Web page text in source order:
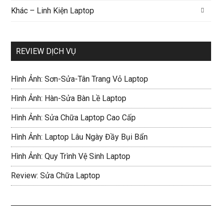
Khác – Linh Kiện Laptop
REVIEW DỊCH VỤ
Hình Ảnh: Sơn-Sửa-Tân Trang Vỏ Laptop
Hình Ảnh: Hàn-Sửa Bàn Lề Laptop
Hình Ảnh: Sửa Chữa Laptop Cao Cấp
Hình Ảnh: Laptop Lâu Ngày Đầy Bụi Bẩn
Hình Ảnh: Quy Trình Vệ Sinh Laptop
Review: Sửa Chữa Laptop